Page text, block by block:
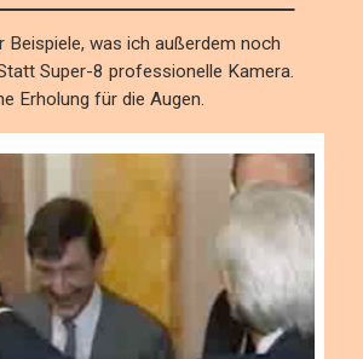
Beispiele, was ich außerdem noch
Super-8 professionelle Kamera.
Erholung für die Augen.